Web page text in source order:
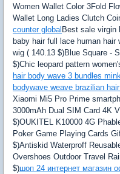
Women Wallet Color 3Fold
Wallet Long Ladies Clutch
counter global Best sale virgin
baby hair full lace human
wig ( 140.13 $)Blue Square -
$)Chic leopard pattern
hair body wave 3 bundles
bodywave weave brazilian
Xiaomi Mi5 Pro Prime
3000mAh Dual SIM Card 4K
$)OUKITEL K10000 4G
Poker Game Playing Cards
$)Antiskid Waterproff
Overshoes Outdoor Travel
$)шоп 24 интернет магазин